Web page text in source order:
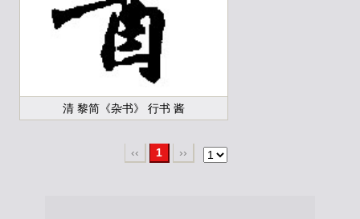
清 黎简《杂书》 行书 酱
‹‹ 1 ››